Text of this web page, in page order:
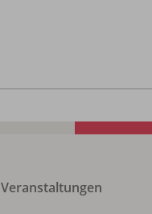
Veranstaltungen